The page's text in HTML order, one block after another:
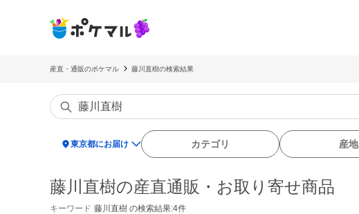
産直・通販のポケマル 藤川直樹の検索結果
location_on東京都にお届け カテゴリ 産地
藤川直樹の産直通販・お取り寄せ商品
キーワード 藤川直樹 の検索結果:4件